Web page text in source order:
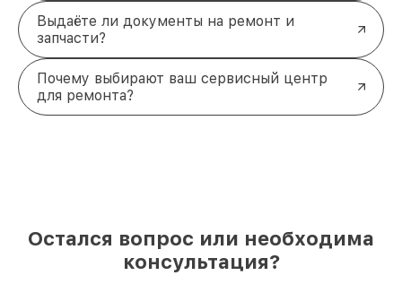
Выдаёте ли документы на ремонт и
запчасти?
Почему выбирают ваш сервисный центр
для ремонта?
Остался вопрос или необходима
консультация?